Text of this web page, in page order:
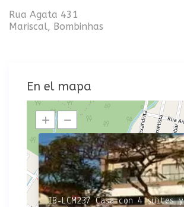
Rua Agata 431
Mariscal, Bombinhas
En el mapa
IB-LCM237 Casa con 4 suites y